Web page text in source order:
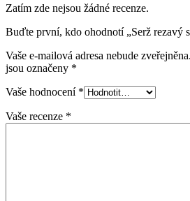
Zatím zde nejsou žádné recenze.
Buďte první, kdo ohodnotí „Serž rezavý
Vaše e-mailová adresa nebude zveřejněna.
jsou označeny *
Vaše hodnocení *
Vaše recenze *